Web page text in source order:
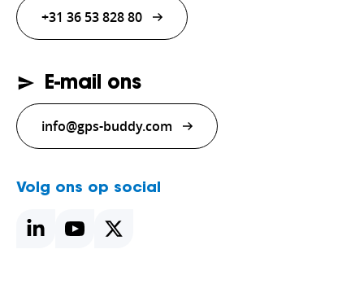
+31 36 53 828 80
E-mail ons
info@gps-buddy.com
Volg ons op social